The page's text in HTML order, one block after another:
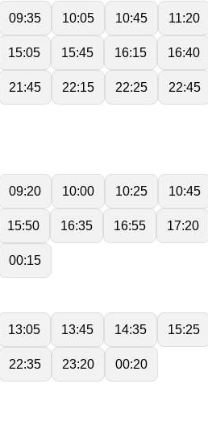
09:35 10:05 10:45 11:20
15:05 15:45 16:15 16:40
21:45 22:15 22:25 22:45
09:20 10:00 10:25 10:45
15:50 16:35 16:55 17:20
00:15
13:05 13:45 14:35 15:25
22:35 23:20 00:20